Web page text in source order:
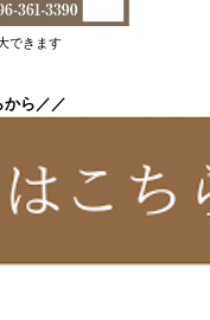
できます
ら／／